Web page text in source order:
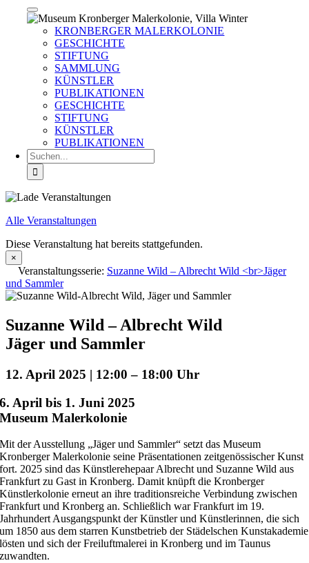
KRONBERGER MALERKOLONIE
GESCHICHTE
STIFTUNG
SAMMLUNG
KÜNSTLER
PUBLIKATIONEN
GESCHICHTE
STIFTUNG
KÜNSTLER
PUBLIKATIONEN
Suche
nach:
Alle Veranstaltungen
Diese Veranstaltung hat bereits stattgefunden.
×
Veranstaltungsserie: Suzanne Wild – Albrecht Wild <br>Jäger
und Sammler
Suzanne Wild – Albrecht Wild
Jäger und Sammler
12. April 2025 | 12:00 – 18:00
6. April bis 1. Juni 2025
Museum Malerkolonie
Mit der Ausstellung „Jäger und Sammler“ setzt das Museum
Kronberger Malerkolonie seine Präsentationen zeitgenössischer Kunst
fort. 2025 sind das Künstlerehepaar Albrecht und Suzanne Wild aus
Frankfurt zu Gast in Kronberg. Damit knüpft die Kronberger
Künstlerkolonie erneut an ihre traditionsreiche Verbindung zwischen
Frankfurt und Kronberg an. Schließlich war Frankfurt im 19.
Jahrhundert Ausgangspunkt der Künstler und Künstlerinnen, die sich
um 1850 aus dem starren Kunstbetrieb der Städelschen Kunstakademie
lösten und sich der Freiluftmalerei in Kronberg und im Taunus
zuwandten.